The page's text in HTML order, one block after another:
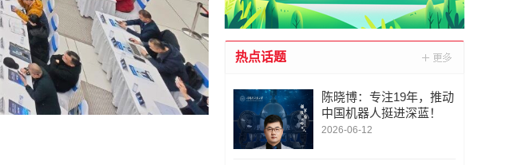
热点话题
陈晓博：专注19年，推动
中国机器人挺进深蓝！
2026-06-12